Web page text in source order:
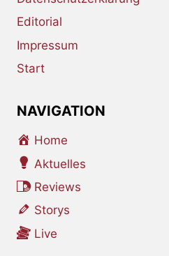
Editorial
Impressum
Start
NAVIGATION
Home
Aktuelles
Reviews
Storys
Live